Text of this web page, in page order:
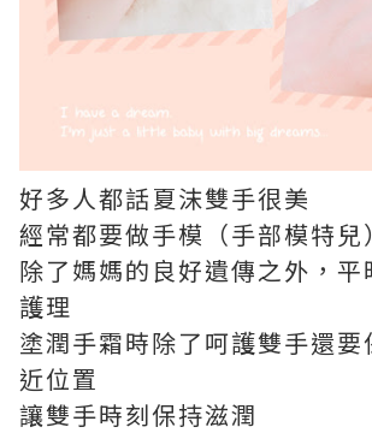
好多人都話夏沫雙手很美
經常都要做手模（手部模特兒）
除了媽媽的良好遺傳之外，平
護理
塗潤手霜時除了呵護雙手還要
近位置
讓雙手時刻保持滋潤